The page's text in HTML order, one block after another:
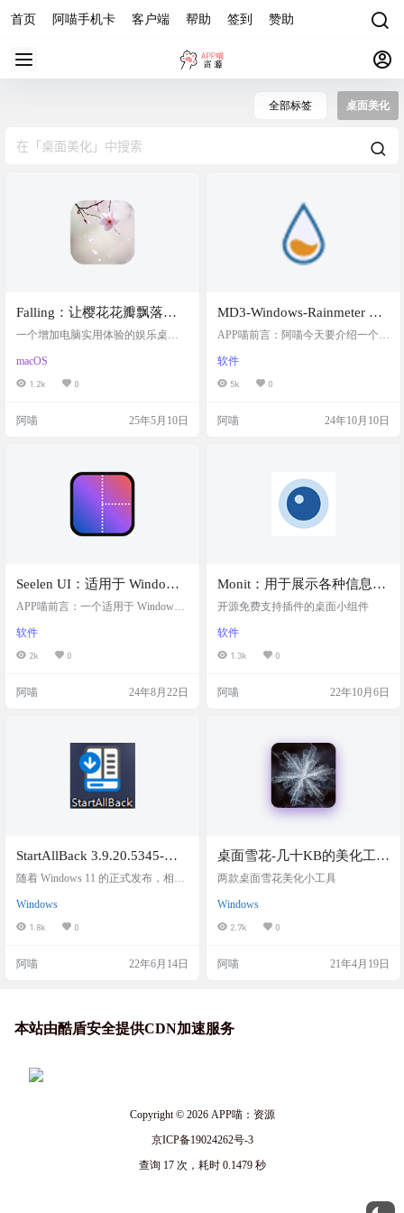
首页 阿喵手机卡 客户端 帮助 签到 赞助
全部标签 桌面美化
Falling：让樱花花瓣飘落在
你的 Mac 桌面上，瞬间提升
一个增加电脑实用体验的娱乐桌面
Mac 桌面上，瞬间提升桌面的浪漫
氛围 软件简介 Falling 是一款在 mac
其他可选物体如竹叶、雪花等）会
和浪漫氛围的用户。 截图 功能特色
浪漫飘落效果：默…
macOS
1.2k 0
阿喵 25年5月10日
MD3-Windows-Rainmeter 雨
滴皮肤：将 Material You 设
壁纸自动选择颜色，让你的
桌面焕然一新
APP喵前言：阿喵今天要介绍一个超
s。它能为你的Windows桌面带来全
新的Material You设计风格，包括动
钟、日期、天气、音乐、电池和文
种功能和样式选择。 皮肤简介 MD3
-Windows是…
软件
5k 0
阿喵 24年10月10日
Seelen UI：适用于 Windows
10/11 完全可定制的桌面环
理器
APP喵前言：一个适用于 Windows 1
境，提供窗口平铺管理器和丰富的
个性化选项，以增强用户体验和生
面环境，它通过提供丰富的定制选
体验。 截图 特色 完全可定制的桌面
环境：用户…
软件
2k 0
阿喵 24年8月22日
Monit：用于展示各种信息的
桌面小组件
开源免费支持插件的桌面小组件
软件
1.3k 0
阿喵 22年10月6日
StartAllBack 3.9.20.5345-自
定义 Windows 11 的开始菜单
随着 Windows 11 的正式发布，相信
名，StartAllBack 是一款小巧轻便的
工具，它可以帮助您在享受新操作
验，尤其是任务栏和开始菜单的样
dows…
Windows
1.8k 0
阿喵 22年6月14日
桌面雪花-几十KB的美化工具
X2
两款桌面雪花美化小工具
Windows
2.7k 0
阿喵 21年4月19日
本站由酷盾安全提供CDN加速服务
Copyright © 2026APP喵：资源
京ICP备19024262号-3
查询 17 次，耗时 0.1479 秒